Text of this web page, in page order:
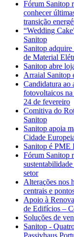
Fórum Sanitop
conhecer
transição
“Wedding
Sanitop
Sanitop
de Material
Sanitop abre
Arraial Sanitop
Candidatura ao
fotovoltaicos na
24 de fevereiro
Comitiva do
Sanitop
Sanitop apoia
Cidade
Sanitop é PME
Fórum Sanitop
setor
Alterações nos
centrais e
Apoio à
de Edifícios –
Soluções de
Sanitop -